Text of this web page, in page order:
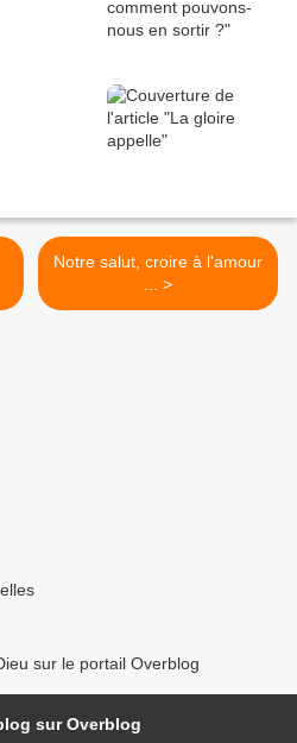
Notre salut, croire à l'amour
... >
sur le portail Overblog
sur Overblog